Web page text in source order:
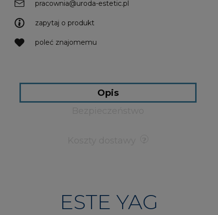
zapytaj o produkt
poleć znajomemu
pracownia@uroda-estetic.pl
Opis
ESTE YAG